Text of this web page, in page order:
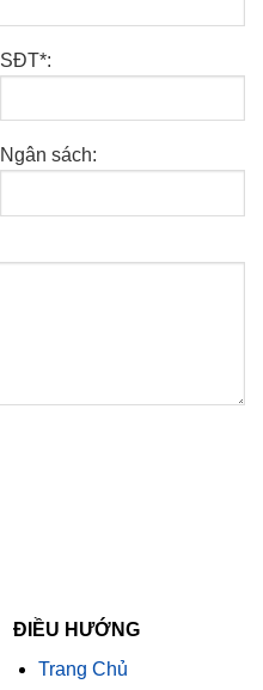
SĐT*:
Ngân sách:
ĐIỀU HƯỚNG
Trang Chủ